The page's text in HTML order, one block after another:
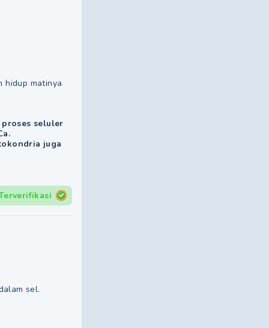
hidup matinya
seluler
juga
sel.